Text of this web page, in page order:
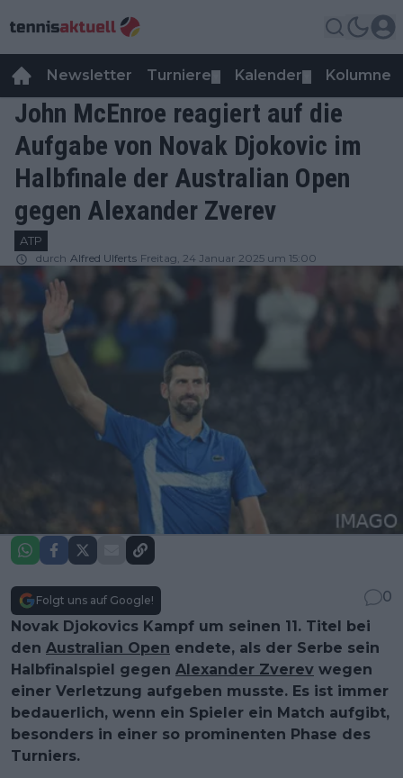
Newsletter Turniere Kalender Kolumnen
John McEnroe reagiert auf die
Aufgabe von Novak Djokovic im
Halbfinale der Australian Open
gegen Alexander Zverev
ATP
durch Alfred Ulferts Freitag, 24 Januar 2025 um 15:00
Folgt uns auf Google!
0
Novak Djokovics Kampf um seinen 11. Titel bei
den Australian Open endete, als der Serbe sein
Halbfinalspiel gegen Alexander Zverev wegen
einer Verletzung aufgeben musste. Es ist immer
bedauerlich, wenn ein Spieler ein Match aufgibt,
besonders in einer so prominenten Phase des
Turniers.